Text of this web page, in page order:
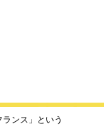
ンス」という